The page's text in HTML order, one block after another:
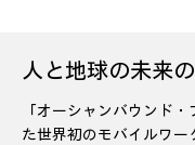
人と地球の未来
「オーシャンバウンド
た世界初のモバイルワー